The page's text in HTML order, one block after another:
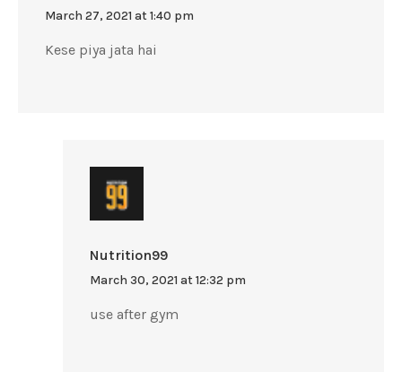
March 27, 2021 at 1:40 pm
Kese piya jata hai
Nutrition99
March 30, 2021 at 12:32 pm
use after gym